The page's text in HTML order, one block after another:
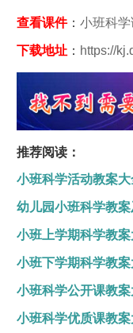
查看课件： 小班科
下载地址： https://
推荐阅读：
小班科学活动教案
幼儿园小班科学教
小班上学期科学教
小班下学期科学教
小班科学公开课教
小班科学优质课教